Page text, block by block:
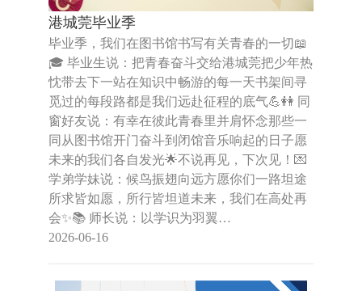
港城莞毕业季
毕业季，我们在图书馆书写有关青春的一切📖
🎓 毕业生说：把青春奋斗交给港城莞把少年热
忱带去下一站在知识中畅游的每一天书架间寻
觅过的每段路都是我们远赴征程的底气💪👭 同
窗好友说：有幸在彼此青春里并肩怀念那些一
同从图书馆开门奋斗到闭馆音乐响起的日子愿
未来的我们各自发光🌟不说再见，下次见！💌
学弟学妹说：候鸟振翅向远方愿你们一路坦途
所求皆如愿，所行皆坦道未来，我们在高处再
会✨📚 师长说：以学识为羽翼…
2026-06-16